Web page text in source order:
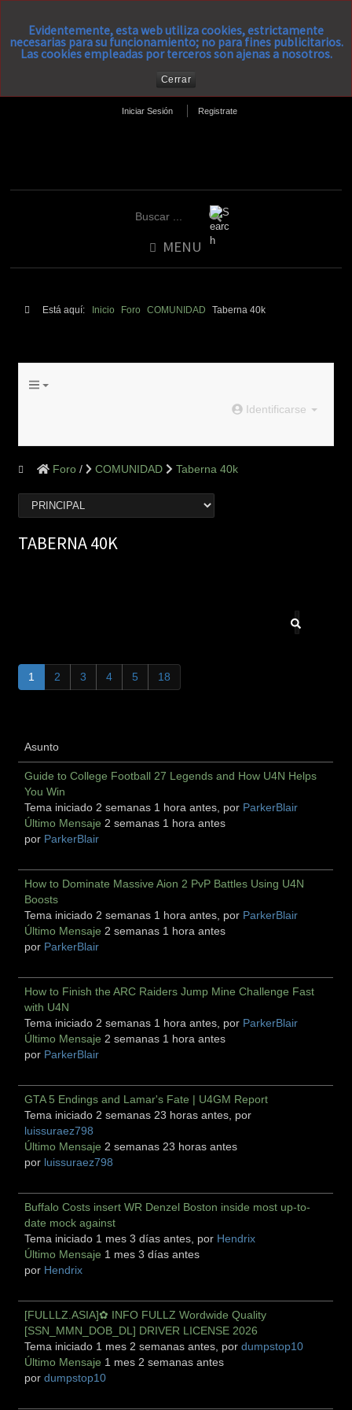
Evidentemente, esta web utiliza cookies, estrictamente
necesarias para su funcionamiento; no para fines publicitarios.
Las cookies empleadas por terceros son ajenas a nosotros.
Cerrar
Iniciar Sesión Registrate
MENU
Está aquí: Inicio Foro COMUNIDAD Taberna 40k
Identificarse
Foro COMUNIDAD Taberna 40k
TABERNA 40K
1 2 3 4 5 18
Asunto
Guide to College Football 27 Legends and How U4N Helps
You Win
Tema iniciado 2 semanas 1 hora antes, por ParkerBlair
Último Mensaje 2 semanas 1 hora antes
por ParkerBlair
How to Dominate Massive Aion 2 PvP Battles Using U4N
Boosts
Tema iniciado 2 semanas 1 hora antes, por ParkerBlair
Último Mensaje 2 semanas 1 hora antes
por ParkerBlair
How to Finish the ARC Raiders Jump Mine Challenge Fast
with U4N
Tema iniciado 2 semanas 1 hora antes, por ParkerBlair
Último Mensaje 2 semanas 1 hora antes
por ParkerBlair
GTA 5 Endings and Lamar's Fate | U4GM Report
Tema iniciado 2 semanas 23 horas antes, por
luissuraez798
Último Mensaje 2 semanas 23 horas antes
por luissuraez798
Buffalo Costs insert WR Denzel Boston inside most up-to-
date mock against
Tema iniciado 1 mes 3 días antes, por Hendrix
Último Mensaje 1 mes 3 días antes
por Hendrix
[FULLLZ.ASIA]✿ INFO FULLZ Wordwide Quality
[SSN_MMN_DOB_DL] DRIVER LICENSE 2026
Tema iniciado 1 mes 2 semanas antes, pordumpstop10
Último Mensaje 1 mes 2 semanas antes
pordumpstop10